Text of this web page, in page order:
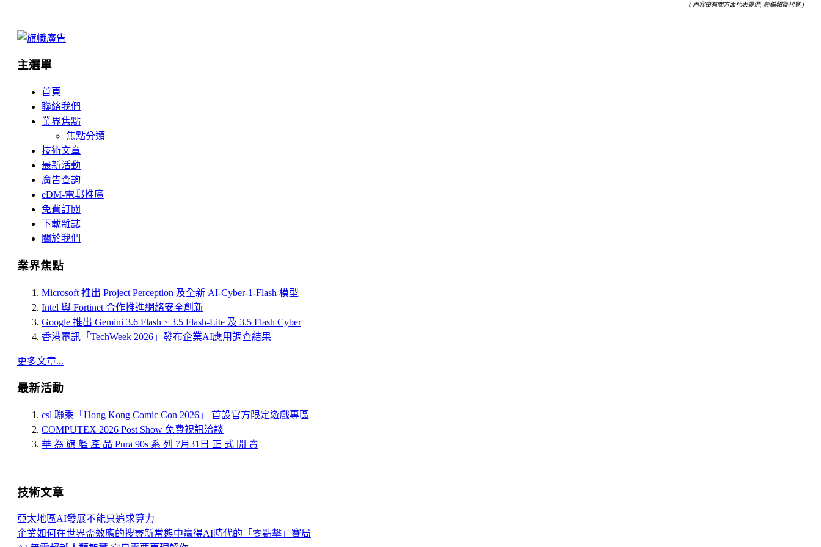
( 內容由有關方面代表提供, 經編輯後刊登 )
主選單
首頁
聯絡我們
業界焦點
焦點分類
技術文章
最新活動
廣告查詢
eDM-電郵推廣
免費訂閱
下載雜誌
關於我們
業界焦點
Microsoft 推出 Project Perception 及全新 AI-Cyber-1-Flash 模型
Intel 與 Fortinet 合作推進網絡安全創新
Google 推出 Gemini 3.6 Flash、3.5 Flash-Lite 及 3.5 Flash Cyber
香港電訊「TechWeek 2026」發布企業AI應用調查結果
更多文章...
最新活動
csl 聯乘「Hong Kong Comic Con 2026」 首設官方限定遊戲專區
COMPUTEX 2026 Post Show 免費視訊洽談
華 為 旗 艦 產 品 Pura 90s 系 列 7月31日 正 式 開 賣
技術文章
亞太地區AI發展不能只追求算力
企業如何在世界盃效應的搜尋新常態中贏得AI時代的「零點擊」賽局